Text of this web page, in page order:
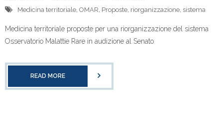
Medicina territoriale OMAR Proposte riorganizzazione sistema
Medicina territoriale proposte per una riorganizzazione del sistema
Osservatorio Malattie Rare in audizione al Senato
READ MORE